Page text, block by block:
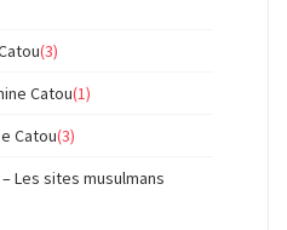
(3)
Catou(1)
Catou(3)
Les sites musulmans